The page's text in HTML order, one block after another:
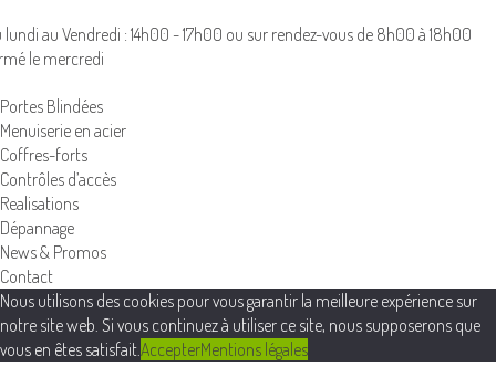
lundi au Vendredi : 14h00 - 17h00 ou sur rendez-vous de 8h00 à 18h00
le mercredi
Portes Blindées
Menuiserie en acier
Coffres-forts
Contrôles d’accès
Realisations
Dépannage
News & Promos
Contact
Nous utilisons des cookies pour vous garantir la meilleure expérience sur
notre site web. Si vous continuez à utiliser ce site, nous supposerons que
vous en êtes satisfait.AccepterMentions légales